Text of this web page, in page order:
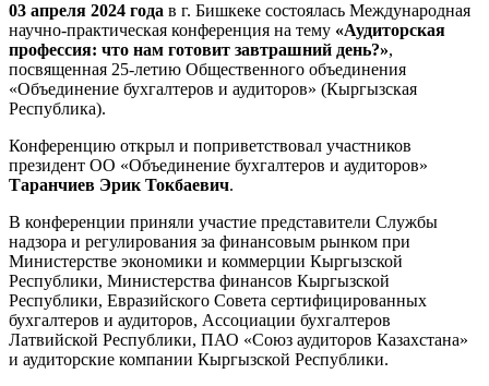
03 апреля 2024 года в г. Бишкеке состоялась Международная
научно-практическая конференция на тему «Аудиторская
профессия: что нам готовит завтрашний день?»,
посвященная 25-летию Общественного объединения
«Объединение бухгалтеров и аудиторов» (Кыргызская
Республика).
Конференцию открыл и поприветствовал участников
президент ОО «Объединение бухгалтеров и аудиторов»
Таранчиев Эрик Токбаевич.
В конференции приняли участие представители Службы
надзора и регулирования за финансовым рынком при
Министерстве экономики и коммерции Кыргызской
Республики, Министерства финансов Кыргызской
Республики, Евразийского Совета сертифицированных
бухгалтеров и аудиторов, Ассоциации бухгалтеров
Латвийской Республики, ПАО «Союз аудиторов Казахстана»
и аудиторские компании Кыргызской Республики.